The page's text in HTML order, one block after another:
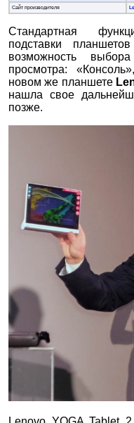
Сайт производителя
Стандартная
подставки
возможность
просмотра:
новом же планшете
нашла свое
позже.